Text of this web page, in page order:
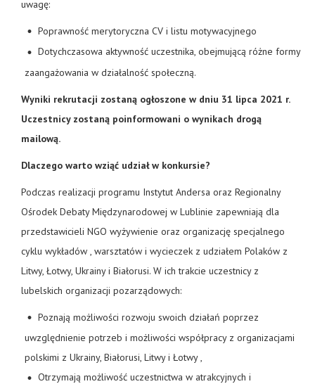
uwagę:
Poprawność merytoryczna CV i listu motywacyjnego
Dotychczasowa aktywność uczestnika, obejmującą różne formy
zaangażowania w działalność społeczną.
Wyniki rekrutacji zostaną ogłoszone w dniu 31 lipca 2021 r.
Uczestnicy zostaną poinformowani o wynikach drogą
mailową.
Dlaczego warto wziąć udział w konkursie?
Podczas realizacji programu Instytut Andersa oraz Regionalny
Ośrodek Debaty Międzynarodowej w Lublinie zapewniają dla
przedstawicieli NGO wyżywienie oraz organizację specjalnego
cyklu wykładów , warsztatów i wycieczek z udziałem Polaków z
Litwy, Łotwy, Ukrainy i Białorusi. W ich trakcie uczestnicy z
lubelskich organizacji pozarządowych:
Poznają możliwości rozwoju swoich działań poprzez
uwzględnienie potrzeb i możliwości współpracy z organizacjami
polskimi z Ukrainy, Białorusi, Litwy i Łotwy ,
Otrzymają możliwość uczestnictwa w atrakcyjnych i